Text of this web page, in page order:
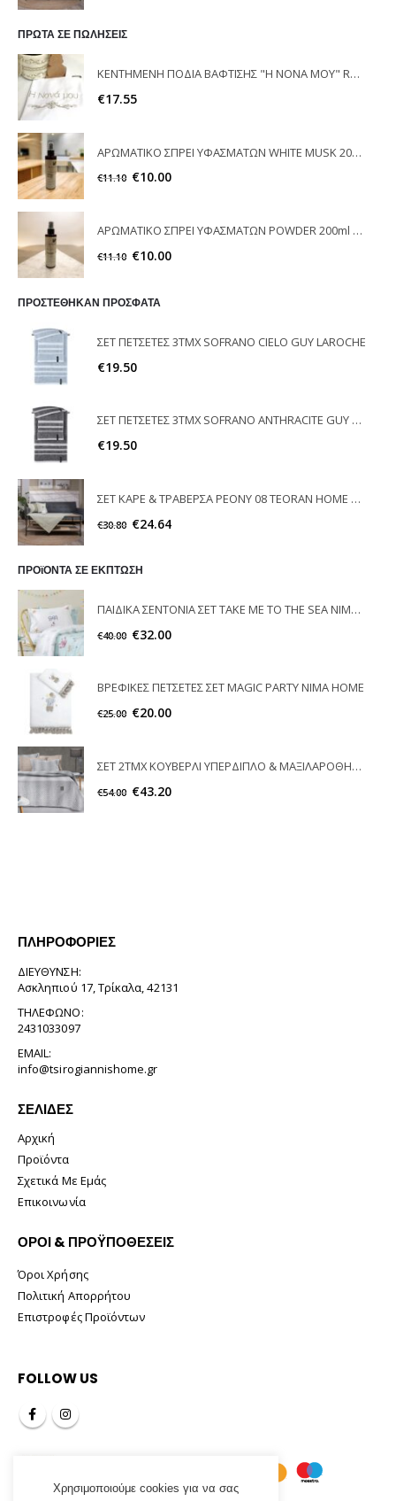
ΠΡΩΤΑ ΣΕ ΠΩΛΗΣΕΙΣ
ΚΕΝΤΗΜΕΝΗ ΠΟΔΙΑ ΒΑΦΤΙΣΗΣ "Η ΝΟΝΑ ΜΟΥ" RAISON D'ETRE
€17.55
ΑΡΩΜΑΤΙΚΟ ΣΠΡΕΙ ΥΦΑΣΜΑΤΩΝ WHITE MUSK 200ml ELEGANT
€11.10 €10.00
ΑΡΩΜΑΤΙΚΟ ΣΠΡΕΙ ΥΦΑΣΜΑΤΩΝ POWDER 200ml ELEGANT
€11.10 €10.00
ΠΡΟΣΤΕΘΗΚΑΝ ΠΡΟΣΦΑΤΑ
ΣΕΤ ΠΕΤΣΕΤΕΣ 3ΤΜΧ SOFRANO CIELO GUY LAROCHE
€19.50
ΣΕΤ ΠΕΤΣΕΤΕΣ 3ΤΜΧ SOFRANO ANTHRACITE GUY LAROCHE
€19.50
ΣΕΤ ΚΑΡΕ & ΤΡΑΒΕΡΣΑ PEONY 08 TEORAN HOME & MORE
€30.80 €24.64
ΠΡΟϊΟΝΤΑ ΣΕ ΕΚΠΤΩΣΗ
ΠΑΙΔΙΚA ΣΕΝΤΟΝΙΑ ΣΕΤ TAKE ME TO THE SEA NIMA HOME
€40.00 €32.00
ΒΡΕΦΙΚΕΣ ΠΕΤΣΕΤΕΣ ΣΕΤ MAGIC PARTY ΝΙΜΑ ΗΟΜE
€25.00 €20.00
ΣΕΤ 2TMX ΚΟΥΒΕΡΛΙ ΥΠΕΡΔΙΠΛΟ & ΜΑΞΙΛΑΡΟΘΗΚΗ VERA SMOKE GUY LAROCHE
€54.00 €43.20
ΠΛΗΡΟΦΟΡΊΕΣ
ΔΙΕΎΘΥΝΣΗ:
Ασκληπιού 17, Τρίκαλα, 42131
ΤΗΛΈΦΩΝΟ:
2431033097
EMAIL:
info@tsirogiannishome.gr
ΣΕΛΊΔΕΣ
Αρχική
Προϊόντα
Σχετικά Με Εμάς
Επικοινωνία
ΟΡΟΙ & ΠΡΟΫΠΟΘΕΣΕΙΣ
Όροι Χρήσης
Πολιτική Απορρήτου
Επιστροφές Προϊόντων
FOLLOW US
Χρησιμοποιούμε cookies για να σας